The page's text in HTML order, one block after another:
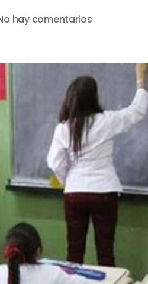
hay comentarios